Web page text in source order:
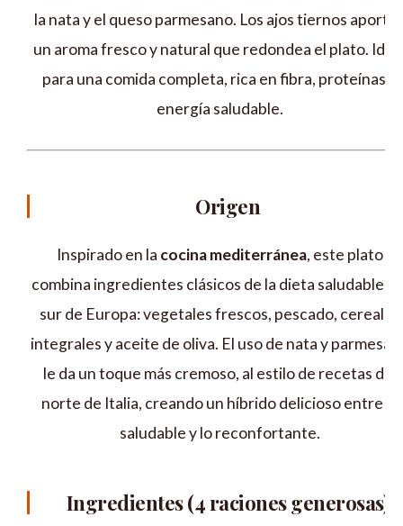
la nata y el queso parmesano. Los ajos tiernos
un aroma fresco y natural que redondea el plato.
para una comida completa, rica en fibra, proteínas y
energía saludable.
Origen
Inspirado en la cocina mediterránea, este plato
combina ingredientes clásicos de la dieta saludable
sur de Europa: vegetales frescos, pescado, cereales
integrales y aceite de oliva. El uso de nata y
le da un toque más cremoso, al estilo de recetas del
norte de Italia, creando un híbrido delicioso entre lo
saludable y lo reconfortante.
Ingredientes (4 raciones generosas)